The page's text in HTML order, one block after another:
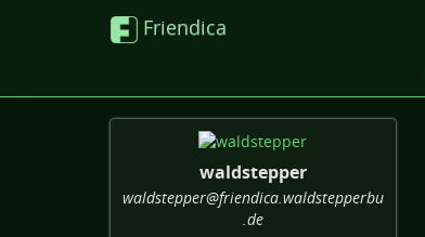
Friendica
waldstepper
waldstepper@friendica.waldstepperbu
.de